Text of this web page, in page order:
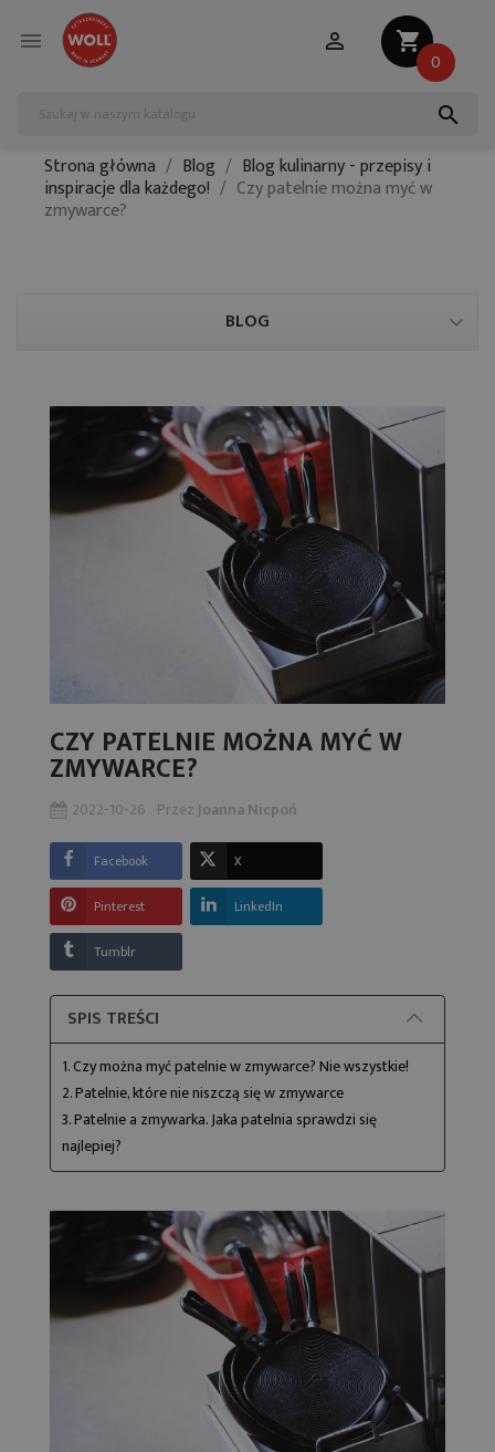
 shopping_cart
0

search
Strona główna Blog Blog kulinarny - przepisy i
inspiracje dla każdego! Czy patelnie można myć w
zmywarce?
BLOG
CZY PATELNIE MOŻNA MYĆ W
ZMYWARCE?
2022-10-26 PrzezJoanna Nicpoń
Facebook X
Pinterest LinkedIn
Tumblr
SPIS TREŚCI
1. Czy można myć patelnie w zmywarce? Nie wszystkie!
2. Patelnie, które nie niszczą się w zmywarce
3. Patelnie a zmywarka. Jaka patelnia sprawdzi się
najlepiej?